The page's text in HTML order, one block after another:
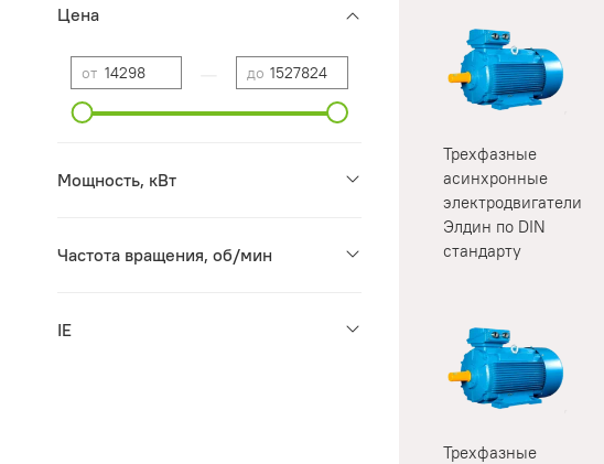
Трехфазные
асинхронные
электродвигатели
Элдин по DIN
стандарту
Трехфазные
Цена
от до
Мощность, кВт
Частота вращения, об/мин
IE